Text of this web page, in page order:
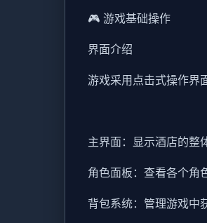
🎮 游戏基础操作
界面介绍
游戏采用点击式操作界
主界面：显示酒店的整
角色面板：查看各个角
背包系统：管理游戏中